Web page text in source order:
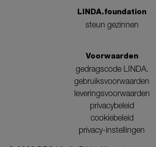
LINDA.foundation
steun gezinnen
Voorwaarden
gedragscode LINDA.
gebruiksvoorwaarden
leveringsvoorwaarden
privacybeleid
cookiebeleid
privacy-instellingen